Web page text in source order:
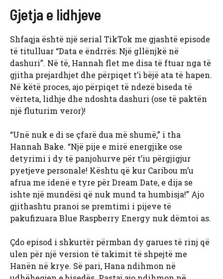
Gjetja e lidhjeve
Shfaqja është një serial TikTok me gjashtë episode
të titulluar “Data e ëndrrës: Një gllënjkë në
dashuri”. Në të, Hannah flet me disa të ftuar nga të
gjitha prejardhjet dhe përpiqet t’i bëjë ata të hapen.
Në këtë proces, ajo përpiqet të ndezë biseda të
vërteta, lidhje dhe ndoshta dashuri (ose të paktën
një fluturim veror)!
“Unë nuk e di se çfarë dua më shumë,” i tha
Hannah Bake. “Një pije e mirë energjike ose
detyrimi i dy të panjohurve për t’iu përgjigjur
pyetjeve personale! Kështu që kur Caribou m’u
afrua me idenë e tyre për Dream Date, e dija se
ishte një mundësi që nuk mund ta humbisja!” Ajo
gjithashtu pranoi se premtimi i pijeve të
pakufizuara Blue Raspberry Energy nuk dëmtoi as.
Çdo episod i shkurtër përmban dy garues të rinj që
ulen për një version të takimit të shpejtë me
Hanën në krye. Së pari, Hana ndihmon në